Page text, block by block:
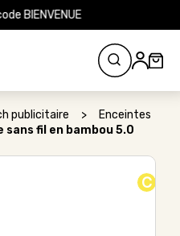
avec le code BIENVENUE
publicitaire >
Enceintes
sans fil en bambou 5.0
C